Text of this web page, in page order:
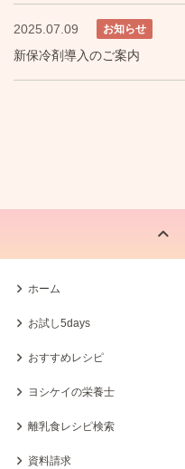
2025.07.09 お知らせ
新保冷剤導入のご案内
ホーム
お試し5days
おすすめレシピ
ヨシケイの栄養士
離乳食レシピ検索
資料請求